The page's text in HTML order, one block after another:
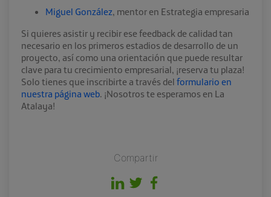
Miguel González, mentor en Estrategia empresaria
Si quieres asistir y recibir ese feedback de calidad tan
necesario en los primeros estadios de desarrollo de un
proyecto, así como una orientación que puede resultar
clave para tu crecimiento empresarial, ¡reserva tu plaza!
Solo tienes que inscribirte a través del formulario en
nuestra página web. ¡Nosotros te esperamos en La
Atalaya!
Compartir